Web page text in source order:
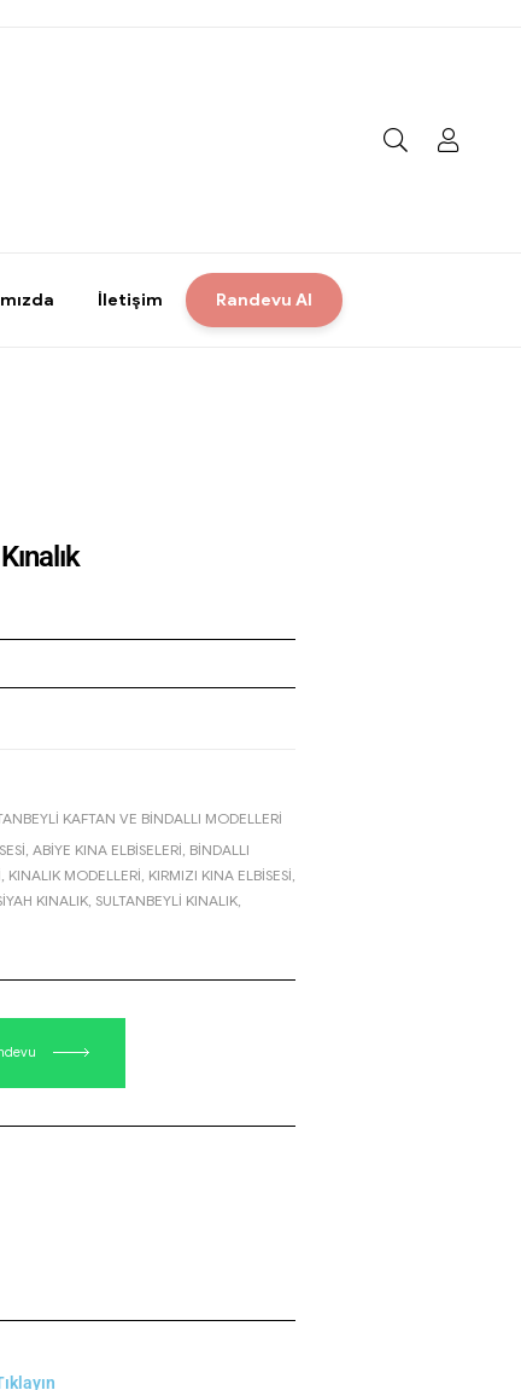
İletişim Randevu Al
KAFTAN VE BINDALLI MODELLERI
ABIYE KINA ELBISELERI BINDALLI
KINALIK MODELLERI KIRMIZI KINA ELBISESI
KINALIK SULTANBEYLI KINALIK